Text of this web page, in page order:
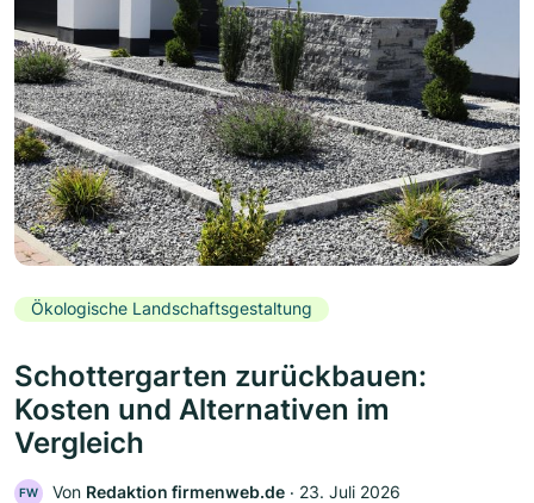
Ökologische Landschaftsgestaltung
Schottergarten zurückbauen:
Kosten und Alternativen im
Vergleich
FW Von Redaktion firmenweb.de ‧ 23. Juli 2026